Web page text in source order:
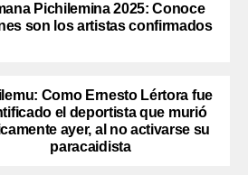
Pichilemina 2025: Conoce
son los artistas confirmados
Como Ernesto Lértora fue
el deportista que murió
ayer, al no activarse su
paracaidista